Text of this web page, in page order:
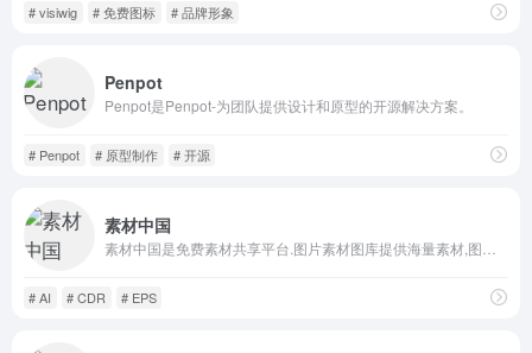
# visiwig # 免费图标 # 品牌形象
Penpot
Penpot是Penpot-为团队提供设计和原型的开源解决方案。
# Penpot # 原型制作 # 开源
素材中国
# AI # CDR # EPS